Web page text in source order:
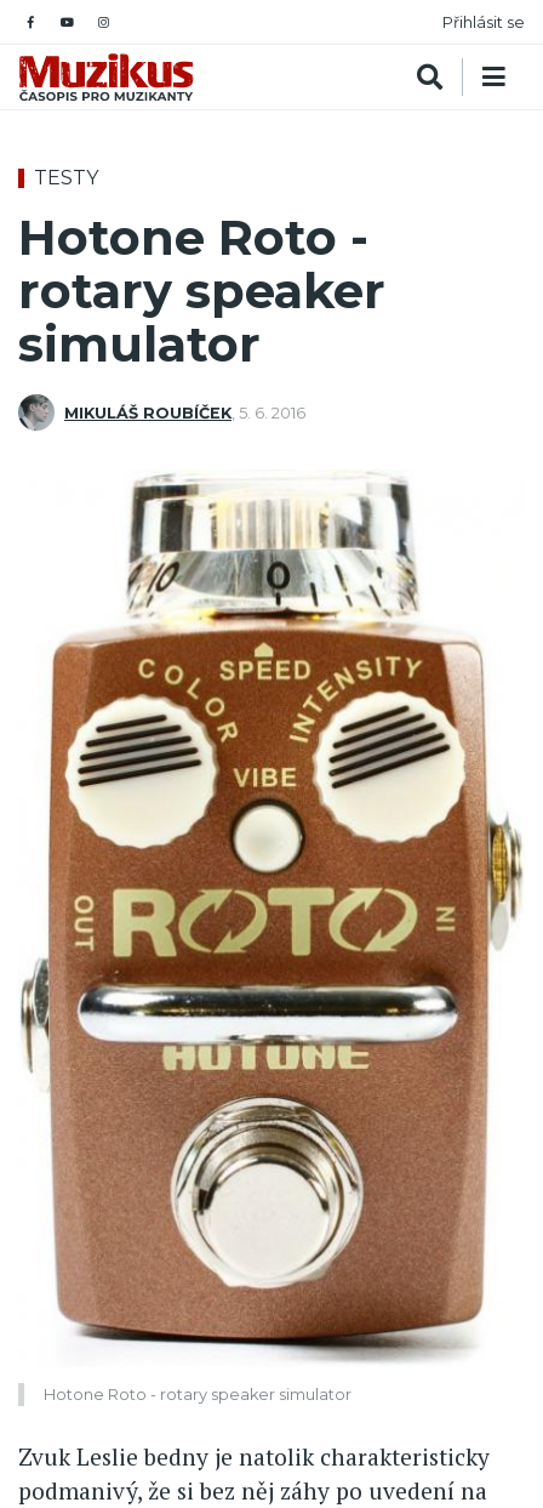
Přihlásit se
TESTY
Hotone Roto -
rotary speaker
simulator
MIKULÁŠ ROUBÍČEK 5. 6. 2016
Hotone Roto - rotary speaker simulator
Zvuk Leslie bedny je natolik charakteristicky
podmanivý, že si bez něj záhy po uvedení na